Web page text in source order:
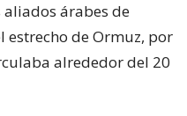
árabes de
estrecho de Ormuz, por
alrededor del 20